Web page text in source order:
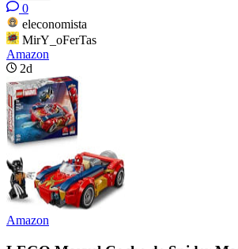
0
eleconomista
MirY_oFerTas
Amazon
2d
Amazon